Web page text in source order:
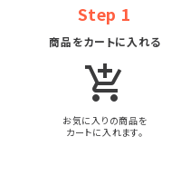
Step 1
商品をカートに入れる
add_shopping_cart
お気に入りの商品を
カートに入れます。